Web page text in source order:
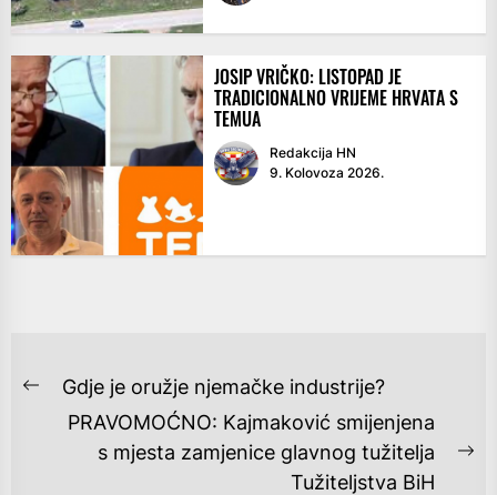
JOSIP VRIČKO: LISTOPAD JE
TRADICIONALNO VRIJEME HRVATA S
TEMUA
Redakcija HN
9. Kolovoza 2026.
NAVIGACIJA
OBJAVA
Previous
Gdje je oružje njemačke industrije?
PRAVOMOĆNO: Kajmaković smijenjena
s mjesta zamjenice glavnog tužitelja
Tužiteljstva BiH